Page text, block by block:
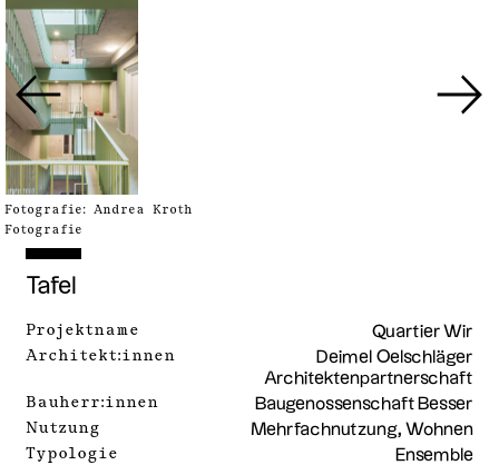
Fotografie: Andrea Kroth
Fotografie
Tafel
Projektname
Quartier Wir
Architekt:innen
Deimel Oelschläger
Architektenpartnerschaft
Bauherr:innen
Baugenossenschaft Besser
Nutzung
Mehrfachnutzung, Wohnen
Typologie
Ensemble